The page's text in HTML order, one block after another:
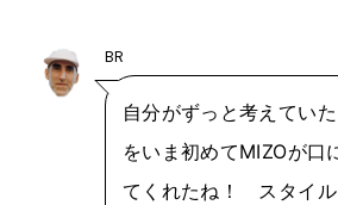
BR
自分がずっと考えていた
をいま初めてMIZOが口
てくれたね！ スタイル